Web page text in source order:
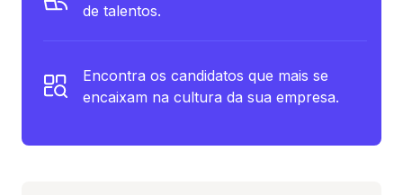
de talentos.
Encontra os candidatos que mais se
encaixam na cultura da sua empresa.